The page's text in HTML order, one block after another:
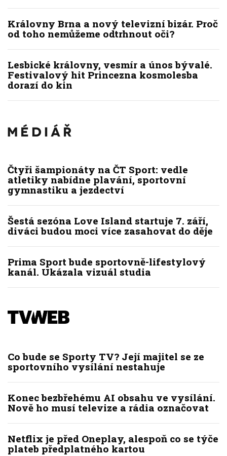
Královny Brna a nový televizní bizár. Proč
od toho nemůžeme odtrhnout oči?
Lesbické královny, vesmír a únos bývalé.
Festivalový hit Princezna kosmolesba
dorazí do kin
Čtyři šampionáty na ČT Sport: vedle
atletiky nabídne plavání, sportovní
gymnastiku a jezdectví
Šestá sezóna Love Island startuje 7. září,
diváci budou moci více zasahovat do děje
Prima Sport bude sportovně-lifestylový
kanál. Ukázala vizuál studia
Co bude se Sporty TV? Její majitel se ze
sportovního vysílání nestahuje
Konec bezbřehému AI obsahu ve vysílání.
Nově ho musí televize a rádia označovat
Netflix je před Oneplay, alespoň co se týče
plateb předplatného kartou